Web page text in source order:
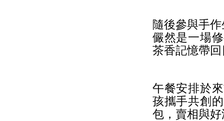
隨後參與手
儼然是一場
茶香記憶帶
午餐安排於
孩攜手共創
包，賣相與